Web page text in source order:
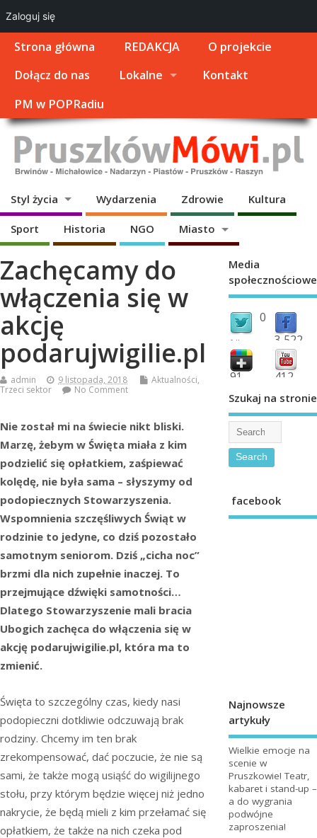
Strona główna REDAKCJA
O projekcie
Dołącz do nas
Lokalne
Kontakt
PM w POPRadiu
Styl życia Wydarzenia Zdrowie Kultura
Sport Historia NGO Miasto
Zachęcamy do
włączenia się w
akcję
podarujwigilie.pl
admin 9 listopada, 2018 Aktualności,
Trzeci sektor
No Comment
Nie został mi na świecie nikt bliski.
Marzę, żebym w Święta miała z kim
podzielić się opłatkiem, zaśpiewać
kolędę, nie była sama – słyszymy od
podopiecznych Stowarzyszenia.
Wspomnienia szczęśliwych Świąt w
rodzinie to jedyne, co dziś pozostało
samotnym seniorom. Dziś „cicha noc”
brzmi dla nich zupełnie inaczej. To
przejmujące dźwięki samotności…
Dlatego Stowarzyszenie mali bracia
Ubogich zachęca do włączenia się w
akcję podarujwigilie.pl, która ma to
zmienić.
Święta to szczególny czas, kiedy nasi
podopieczni dotkliwie odczuwają brak
rodziny. Chcemy im ten brak
zrekompensować, dać poczucie, że nie są
sami, że także mogą usiąść do wigilijnego
stołu, przy którym będzie więcej niż jedno
nakrycie, że będą mieli z kim przełamać się
opłatkiem, że także na nich czeka pod
Media
społecznościowe
0
followers 3,522
fans
91 412
Szukaj na stronie
facebook
Najnowsze
artykuły
Wielkie emocje na
scenie w
Pruszkowie! Teatr,
kabaret i stand-up –
a do wygrania
podwójne
zaproszenia!
Zaloguj się